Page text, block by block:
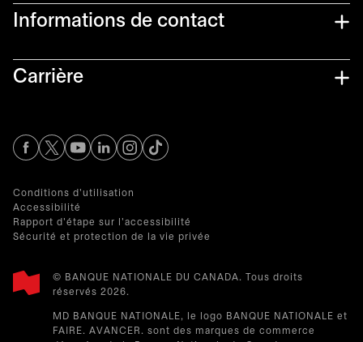
Informations de contact​
Carrière
s’ouvre dans un nouvel onglet
s’ouvre dans un nouvel onglet
s’ouvre dans un nouvel onglet
s’ouvre dans un nouvel onglet
s’ouvre dans un nouvel onglet
Conditions d'utilisation
Accessibilité
Rapport d'étape sur l'accessibilité
Sécurité et protection de la vie privée
© BANQUE NATIONALE DU CANADA. Tous droits
réservés 2026.​
MD BANQUE NATIONALE, le logo BANQUE NATIONALE et
FAIRE. AVANCER. sont des marques de commerce